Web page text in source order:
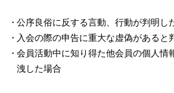
公序良俗に反する言動、行動が判明し
入会の際の申告に重大な虚偽があると
会員活動中に知り得た他会員の個人情
洩した場合